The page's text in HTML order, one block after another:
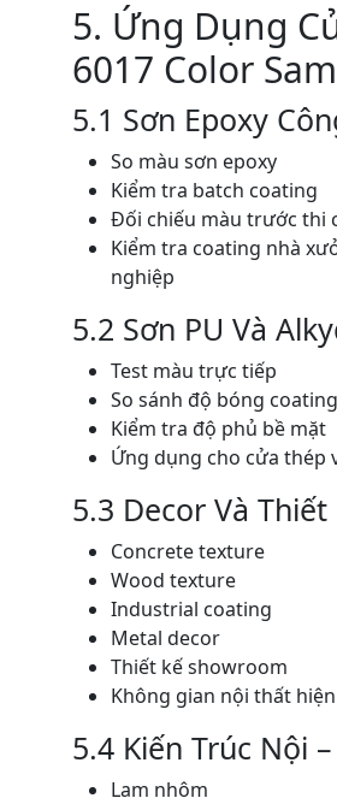
5. Ứng Dụng
6017 Color
5.1 Sơn Epoxy
So màu sơn epoxy
Kiểm tra batch coating
Đối chiếu màu trước thi
Kiểm tra coating nhà
nghiệp
5.2 Sơn PU Và
Test màu trực tiếp
So sánh độ bóng coating
Kiểm tra độ phủ bề mặt
Ứng dụng cho cửa thép
5.3 Decor Và
Concrete texture
Wood texture
Industrial coating
Metal decor
Thiết kế showroom
Không gian nội thất
5.4 Kiến Trúc Nội
Lam nhôm